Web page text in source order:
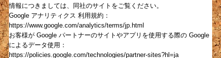
情報につきましては、同社のサイトをご覧ください。
Google アナリティクス 利用規約：
https://www.google.com/analytics/terms/jp.html
お客様が Google パートナーのサイトやアプリを使用する際の Google
によるデータ使用：
https://policies.google.com/technologies/partner-sites?hl=ja